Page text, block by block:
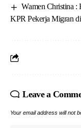
Wamen Christina
KPR Pekerja Migran
Leave a
Your email address will not